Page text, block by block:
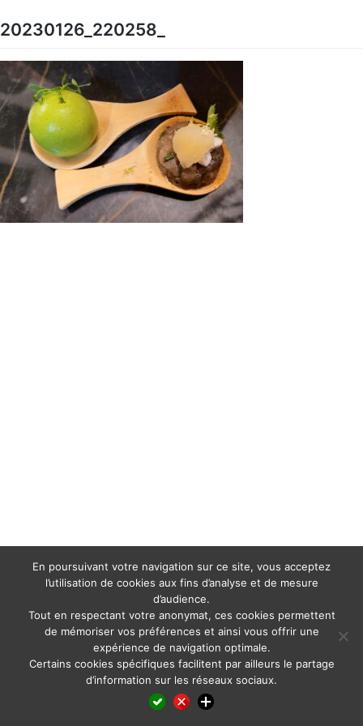
content
20230126_220258_
LinkedIn
X WhatsAppPinterest
En poursuivant votre navigation sur ce site, vous acceptez
l’utilisation de cookies aux fins d’analyse et de mesure
d’audience.
Tout en respectant votre anonymat, ces cookies permettent
de mémoriser vos préférences et ainsi vous offrir une
expérience de navigation optimale.
Certains cookies spécifiques facilitent par ailleurs le partage
d’information sur les réseaux sociaux.